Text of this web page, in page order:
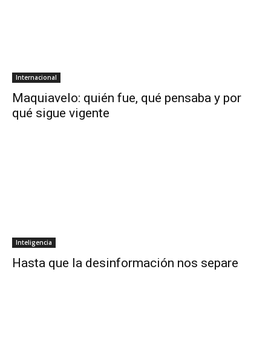
Internacional
Maquiavelo: quién fue, qué pensaba y por
qué sigue vigente
Inteligencia
Hasta que la desinformación nos separe